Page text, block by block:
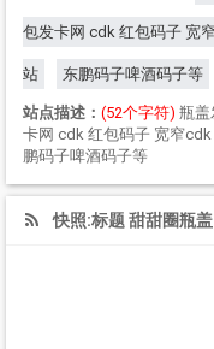
包发卡网 cdk 红包码子 宽
站 东鹏码子啤酒码子等
站点描述： (52个字符) 瓶盖
卡网 cdk 红包码子 宽窄
鹏码子啤酒码子等
快照:标题 甜甜圈瓶盖